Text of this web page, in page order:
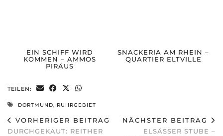
EIN SCHIFF WIRD
KOMMEN – AMMOS
PIRÄUS
SNACKERIA AM RHEIN –
QUARTIER ELTVILLE
TEILEN:
DORTMUND, RUHRGEBIET
VORHERIGER BEITRAG
DURCHGEKAUT: REITHER
NÄCHSTER BEITRAG
ELSÄSSER STUBE –